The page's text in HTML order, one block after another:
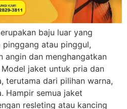
baju luar yang
pinggang atau pinggul,
angin dan menghangatkan
jaket untuk pria dan
terutama dari pilihan warna,
Hampir semua jaket
resleting atau kancing